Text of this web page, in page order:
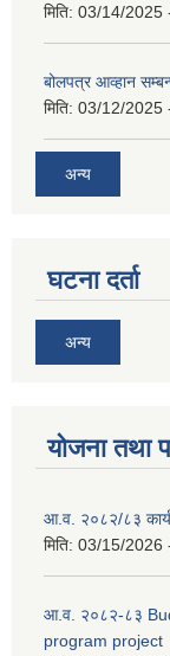
मिति: 03/14/2025
बोलपत्र आव्हान
मिति: 03/12/2025
अन्य
घटना दर्ता
अन्य
योजना तथा
आ.व. २०८२/८३
मिति: 03/15/2026
आ.व. २०८२-८३
program project